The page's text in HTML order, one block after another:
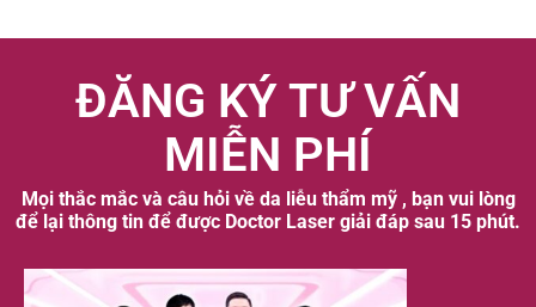
ĐĂNG KÝ TƯ VẤN
MIỄN PHÍ
Mọi thắc mắc và câu hỏi về da liễu thẩm mỹ , bạn vui lòng
để lại thông tin để được Doctor Laser giải đáp sau 15 phút.